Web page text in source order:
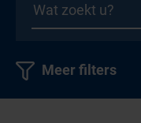
Meer filters